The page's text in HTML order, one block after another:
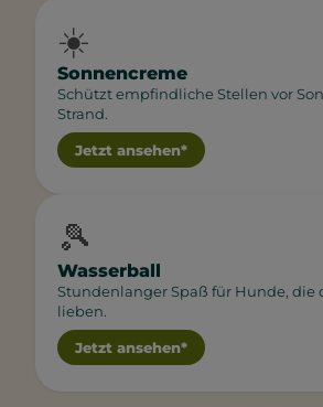
☀️
Sonnencreme
Schützt empfindliche Stellen vor
Strand.
Jetzt ansehen*
🎾
Wasserball
Stundenlanger Spaß für Hunde, die
lieben.
Jetzt ansehen*